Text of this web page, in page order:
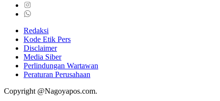
Redaksi
Kode Etik Pers
Disclaimer
Media Siber
Perlindungan Wartawan
Peraturan Perusahaan
Copyright @Nagoyapos.com.